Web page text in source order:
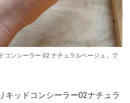
コンシーラー 02 ナチュラルベージュ」で
キッドコンシーラー02ナチュラ